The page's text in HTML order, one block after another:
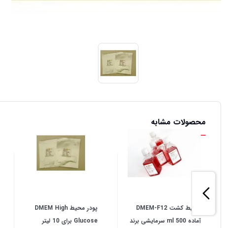
محصولات مشابه
محیط کشت DMEM-F12
آماده 500 ml سرمایشی برند
پودر محیط DMEM High
Glucose برای 10 لیتر